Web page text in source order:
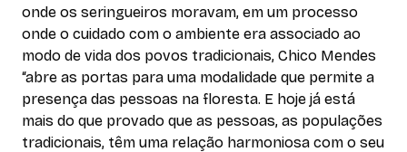
onde os seringueiros moravam, em um processo
onde o cuidado com o ambiente era associado ao
modo de vida dos povos tradicionais, Chico Mendes
“abre as portas para uma modalidade que permite a
presença das pessoas na floresta. E hoje já está
mais do que provado que as pessoas, as populações
tradicionais, têm uma relação harmoniosa com o seu